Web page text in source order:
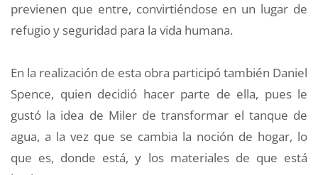
previenen que entre, convirtiéndose en un lugar de
refugio y seguridad para la vida humana.
En la realización de esta obra participó también Daniel
Spence, quien decidió hacer parte de ella, pues le
gustó la idea de Miler de transformar el tanque de
agua, a la vez que se cambia la noción de hogar, lo
que es, donde está, y los materiales de que está